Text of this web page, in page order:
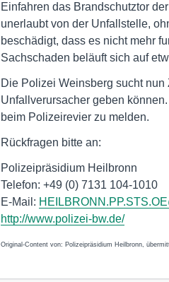
Einfahren das Brandschutztor
unerlaubt von der Unfallstelle,
beschädigt, dass es nicht mehr
Sachschaden beläuft sich auf
Die Polizei Weinsberg sucht
Unfallverursacher geben
beim Polizeirevier zu melden.
Rückfragen bitte an:
Polizeipräsidium Heilbronn
Telefon: +49 (0) 7131 104-1010
E-Mail:
http://www.polizei-bw.de/
Original-Content von: Polizeipräsidium Heilbronn,